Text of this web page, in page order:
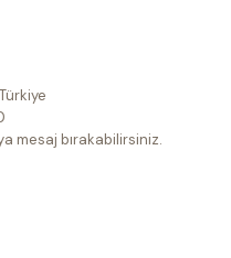
mesaj bırakabilirsiniz.